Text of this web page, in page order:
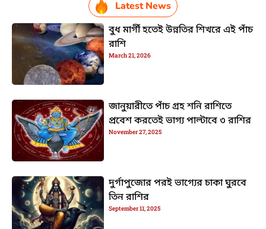
Latest News
বুধ মার্গী হতেই উন্নতির শিখরে এই পাঁচ
রাশি
March 21, 2026
জানুয়ারীতে পাঁচ গ্রহ শনি রাশিতে
প্রবেশ করতেই ভাগ্য পাল্টাবে ৩ রাশির
November 27, 2025
দুর্গাপুজোর পরই ভাগ্যের চাকা ঘুরবে
তিন রাশির
September 11, 2025